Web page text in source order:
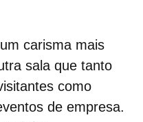
carisma mais
sala que tanto
como
de empresa.